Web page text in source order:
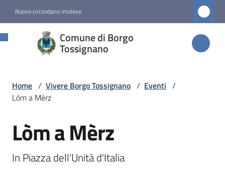
Nuovo circondario imolese
Comune di Borgo
Tossignano
Comune di
Borgo
Novità
Servizi
Home / Vivere Borgo Tossignano / Eventi /
Lòm a Mèrz
Salta al contenuto
Lòm a Mèrz
In Piazza dell'Unità d'Italia